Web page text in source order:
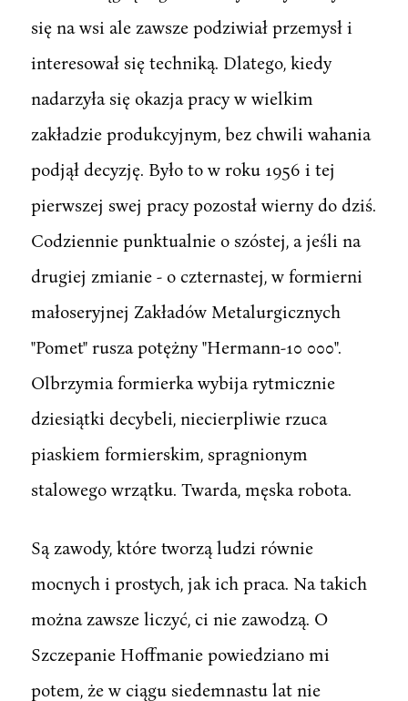
się na wsi ale zawsze podziwiał przemysł i
interesował się techniką. Dlatego, kiedy
nadarzyła się okazja pracy w wielkim
zakładzie produkcyjnym, bez chwili wahania
podjął decyzję. Było to w roku 1956 i tej
pierwszej swej pracy pozostał wierny do dziś.
Codziennie punktualnie o szóstej, a jeśli na
drugiej zmianie - o czternastej, w formierni
małoseryjnej Zakładów Metalurgicznych
"Pomet" rusza potężny "Hermann-10 000".
Olbrzymia formierka wybija rytmicznie
dziesiątki decybeli, niecierpliwie rzuca
piaskiem formierskim, spragnionym
stalowego wrzątku. Twarda, męska robota.
Są zawody, które tworzą ludzi równie
mocnych i prostych, jak ich praca. Na takich
można zawsze liczyć, ci nie zawodzą. O
Szczepanie Hoffmanie powiedziano mi
potem, że w ciągu siedemnastu lat nie